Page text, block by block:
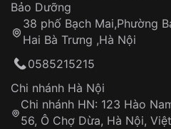
Những sản phẩm tương tự
SG88801.4902AT":
Thời gian tính từ khi
công
Hotline: 0585 215 215
Từ khóa SEO:
Sản phẩm đã bị:
Tự ý sửa chữa
thống VNLUX
Bảo Dưỡng
38 phố Bạch Mai,Phường
Hai Bà Trưng ,Hà Nội
0585215215
Chi nhánh Hà Nội
Chi nhánh HN: 123 Hào
56, Ô Chợ Dừa, Hà Nội,